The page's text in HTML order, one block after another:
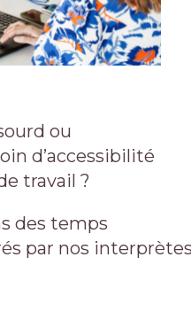
ou
d’accessibilité
travail ?
des temps
par nos